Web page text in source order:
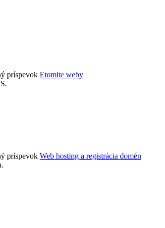
Etomite weby
Web hosting a registrácia domén